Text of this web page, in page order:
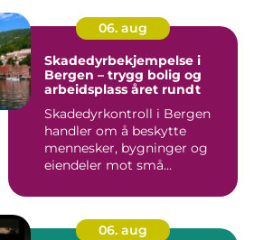
06. aug
Skadedyrbekjempelse i
Bergen – trygg bolig og
arbeidsplass året rundt
Skadedyrkontroll i Bergen
handler om å beskytte
mennesker, bygninger og
eiendeler mot små...
06. aug